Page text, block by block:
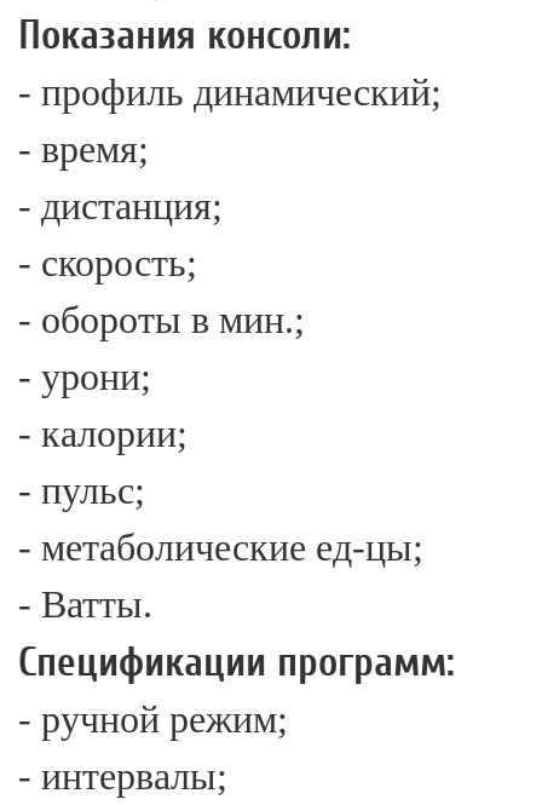
Показания консоли:
- профиль динамический;
- время;
- дистанция;
- скорость;
- обороты в мин.;
- урони;
- калории;
- пульс;
- метаболические ед-цы;
- Ватты.
Спецификации программ:
- ручной режим;
- интервалы;